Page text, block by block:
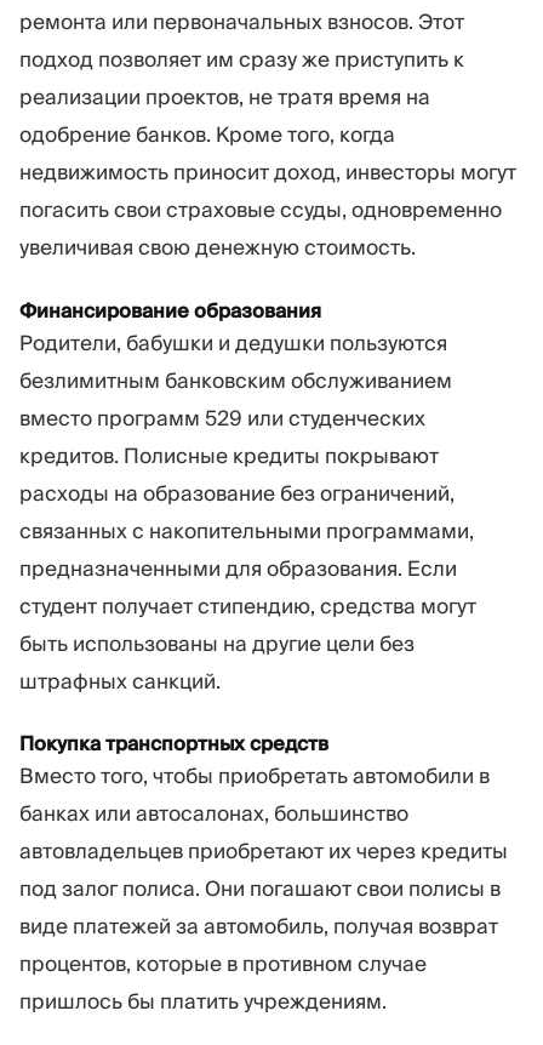
ремонта или первоначальных взносов. Этот
подход позволяет им сразу же приступить к
реализации проектов, не тратя время на
одобрение банков. Кроме того, когда
недвижимость приносит доход, инвесторы могут
погасить свои страховые ссуды, одновременно
увеличивая свою денежную стоимость.
Финансирование образования
Родители, бабушки и дедушки пользуются
безлимитным банковским обслуживанием
вместо программ 529 или студенческих
кредитов. Полисные кредиты покрывают
расходы на образование без ограничений,
связанных с накопительными программами,
предназначенными для образования. Если
студент получает стипендию, средства могут
быть использованы на другие цели без
штрафных санкций.
Покупка транспортных средств
Вместо того, чтобы приобретать автомобили в
банках или автосалонах, большинство
автовладельцев приобретают их через кредиты
под залог полиса. Они погашают свои полисы в
виде платежей за автомобиль, получая возврат
процентов, которые в противном случае
пришлось бы платить учреждениям.